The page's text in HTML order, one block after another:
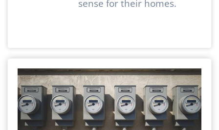
sense for their homes.